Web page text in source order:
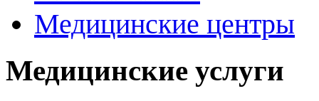
Медицинские центры
Медицинские услуги